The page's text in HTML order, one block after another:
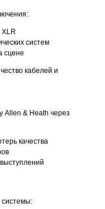
систем
сцене
кабелей и
Allen & Heath через
качества
системы: